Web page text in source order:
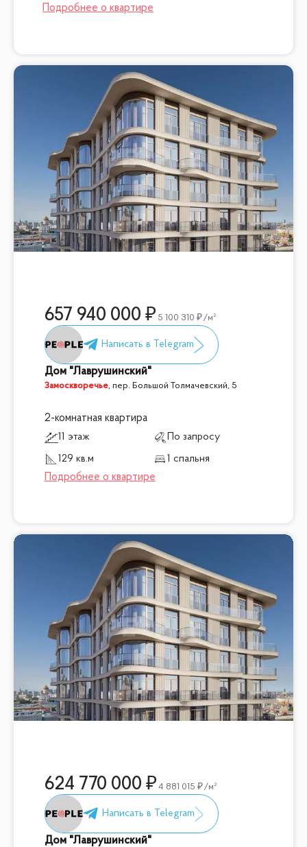
657 940 000 5 100 310 /м²
Дом "Лаврушинский"
Замоскворечье, пер. Большой Толмачевский, 5
2-комнатная квартира
11 этаж
По запросу
129 кв.м
1 спальня
624 770 000 4 881 015 /м²
Дом "Лаврушинский"